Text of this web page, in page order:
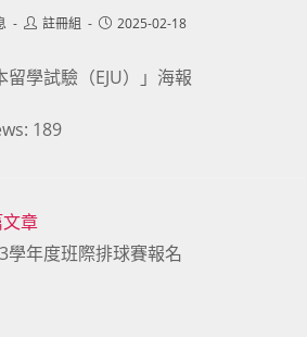
Post註冊組
Post2025-02-18
留學試驗（EJU）」海報
189
章
學年度班際排球賽報名